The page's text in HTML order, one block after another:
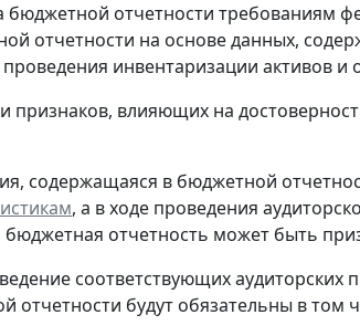
бюджетной отчетности требованиям
отчетности на основе данных,
инвентаризации активов и
признаков, влияющих на
содержащаяся в бюджетной
, а в ходе проведения
отчетность может быть
соответствующих
отчетности будут обязательны в том